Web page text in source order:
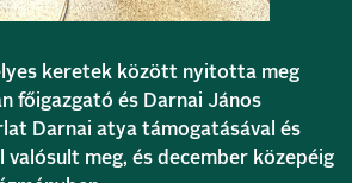
keretek között nyitotta meg
főigazgató és Darnai János
Darnai atya támogatásával és
valósult meg, és december közepéig